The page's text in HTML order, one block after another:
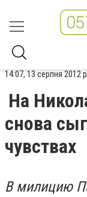
14:07, 13 серпня 2012
На
снова
чувствах
В милицию